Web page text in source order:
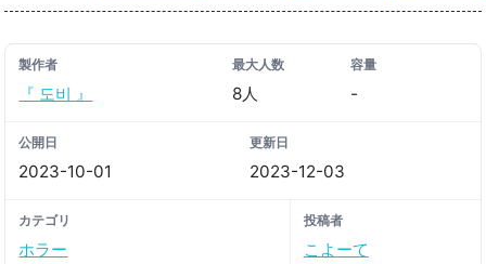
製作者
『 도비 』
最大人数
8人
容量
-
公開日
2023-10-01
更新日
2023-12-03
カテゴリ
ホラー
投稿者
こよーて